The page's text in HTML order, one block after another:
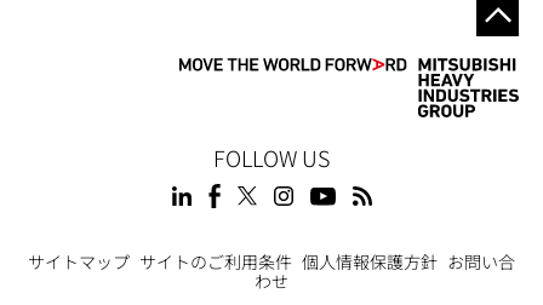
FOLLOW US
Footer
サイトマップ サイトのご利用条件 個人情報保護方針 お問い合
わせ